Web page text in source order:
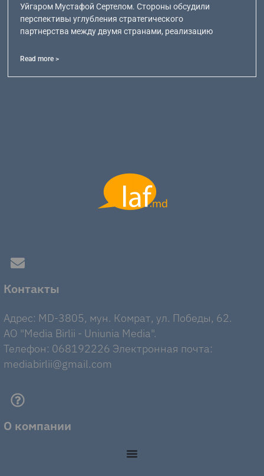
Уйгаром Мустафой Сертелом. Стороны обсудили
перспективы углубления стратегического
партнерства между двумя странами, реализацию
Read more >
Контакты
Адрес: MD-3805, мун. Комрат, ул. Победы, 62.
AO "Media Birlii - Uniunia Media".
Телефон: 068192226 Электронная почта:
mediabirlii@gmail.com
О компании